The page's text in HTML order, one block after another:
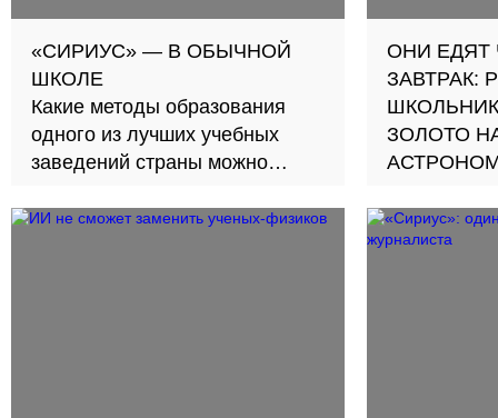
«СИРИУС» — В ОБЫЧНОЙ
ШКОЛЕ
Какие методы образования
одного из лучших учебных
заведений страны можно
ОНИ
ЗАВТРАК:
ЗОЛОТО
ребята
в Open